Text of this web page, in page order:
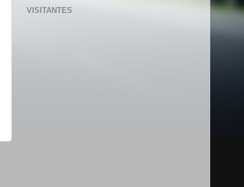
VISITANTES